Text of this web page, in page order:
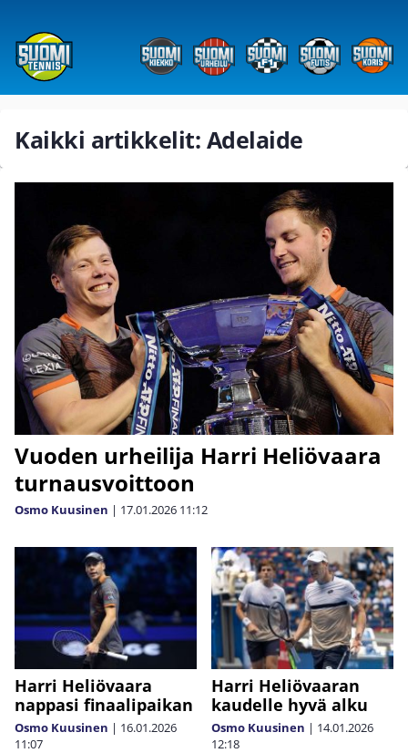
Kaikki artikkelit: Adelaide
Vuoden urheilija Harri Heliövaara
turnausvoittoon
Osmo Kuusinen | 17.01.2026 11:12
Harri Heliövaara
nappasi finaalipaikan
Osmo Kuusinen | 16.01.2026
11:07
Harri Heliövaaran
kaudelle hyvä alku
Osmo Kuusinen | 14.01.2026
12:18